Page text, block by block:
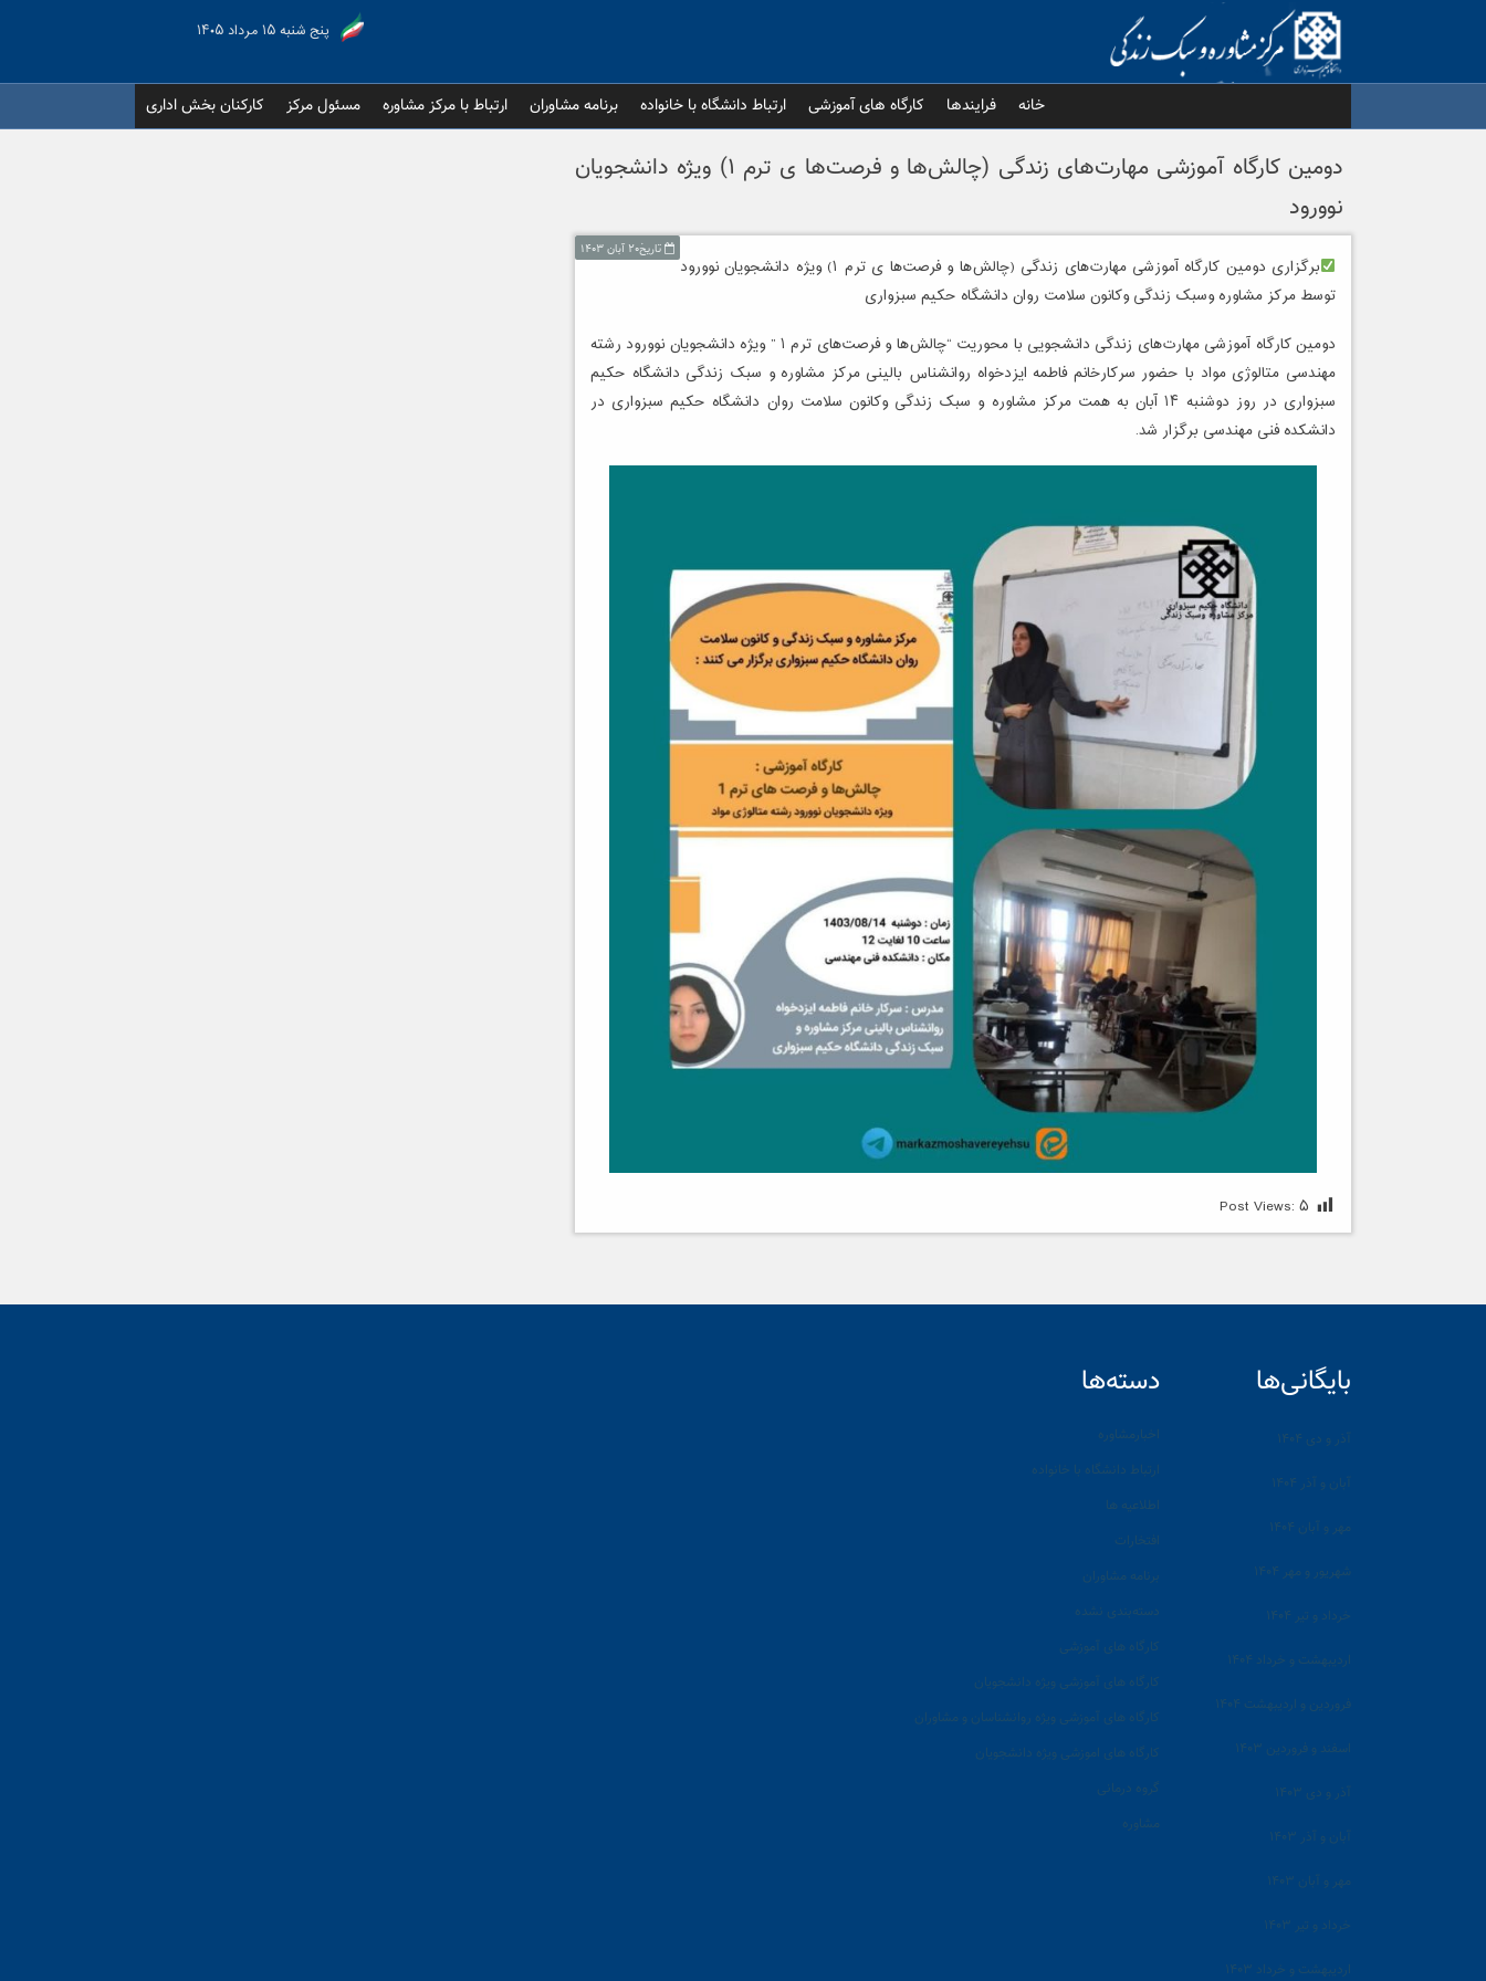
پنج شنبه ۱۵ مرداد ۱۴۰۵
خانه فرایندها کارگاه های آموزشی ارتباط دانشگاه با خانواده برنامه مشاوران ارتباط با مرکز مشاوره مسئول مرکز کارکنان بخش اداری
دومین کارگاه آموزشی مهارت‌های زندگی (چالش‌ها و فرصت‌ها ی ترم ۱) ویژه دانشجویان
نوورود
تاریخ۲۰ آبان ۱۴۰۳
برگزاری دومین کارگاه آموزشی مهارت‌های زندگی (چالش‌ها و فرصت‌ها ی ترم ۱) ویژه دانشجویان نوورود
توسط مرکز مشاوره وسبک زندگی وکانون سلامت روان دانشگاه حکیم سبزواری
دومین کارگاه آموزشی مهارت‌های زندگی دانشجویی با محوریت “چالش‌ها و فرصت‌های ترم ۱ ” ویژه دانشجویان نوورود رشته
مهندسی متالوژی مواد با حضور سرکارخانم فاطمه ایزدخواه روانشناس بالینی مرکز مشاوره و سبک زندگی دانشگاه حکیم
سبزواری در روز دوشنبه ۱۴ آبان به همت مرکز مشاوره و سبک زندگی وکانون سلامت روان دانشگاه حکیم سبزواری در
دانشکده فنی مهندسی برگزار شد.
Post Views: ۵
بایگانی‌ها
آذر و دی ۱۴۰۴
آبان و آذر ۱۴۰۴
مهر و آبان ۱۴۰۴
شهریور و مهر ۱۴۰۴
خرداد و تیر ۱۴۰۴
اردیبهشت و خرداد ۱۴۰۴
فروردین و اردیبهشت ۱۴۰۴
اسفند و فروردین ۱۴۰۳
آذر و دی ۱۴۰۳
آبان و آذر ۱۴۰۳
مهر و آبان ۱۴۰۳
خرداد و تیر ۱۴۰۳
اردیبهشت و خرداد ۱۴۰۳
دسته‌ها
اخبارمشاوره
ارتباط دانشگاه با خانواده
اطلاعیه ها
افتخارات
برنامه مشاوران
دسته‌بندی نشده
کارگاه های آموزشی
کارگاه های آموزشی ویژه دانشجویان
کارگاه های آموزشی ویژه روانشناسان و مشاوران
کارگاه های اموزشی ویژه دانشجویان
گروه درمانی
مشاوره